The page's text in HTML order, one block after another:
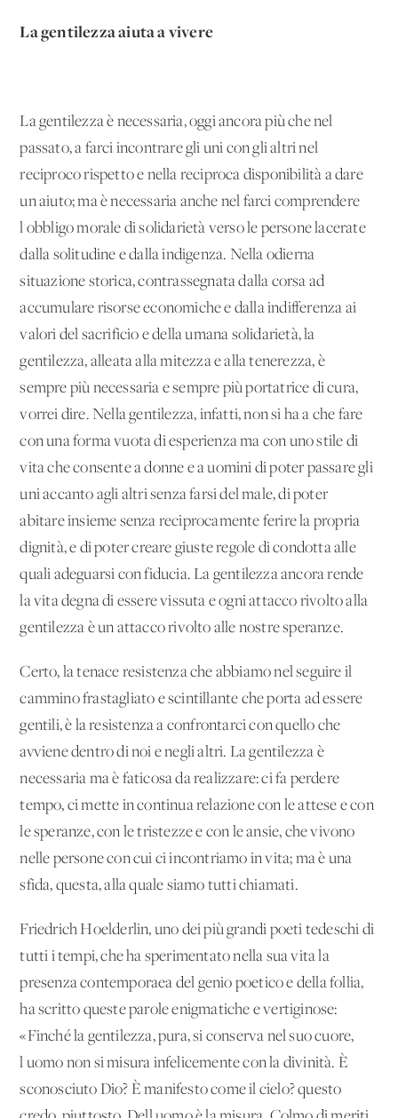
La gentilezza aiuta a vivere
La gentilezza è necessaria, oggi ancora più che nel
passato, a farci incontrare gli uni con gli altri nel
reciproco rispetto e nella reciproca disponibilità a dare
un aiuto; ma è necessaria anche nel farci comprendere
l'obbligo morale di solidarietà verso le persone lacerate
dalla solitudine e dalla indigenza. Nella odierna
situazione storica, contrassegnata dalla corsa ad
accumulare risorse economiche e dalla indifferenza ai
valori del sacrificio e della umana solidarietà, la
gentilezza, alleata alla mitezza e alla tenerezza, è
sempre più necessaria e sempre più portatrice di cura,
vorrei dire. Nella gentilezza, infatti, non si ha a che fare
con una forma vuota di esperienza ma con uno stile di
vita che consente a donne e a uomini di poter passare gli
uni accanto agli altri senza farsi del male, di poter
abitare insieme senza reciprocamente ferire la propria
dignità, e di poter creare giuste regole di condotta alle
quali adeguarsi con fiducia. La gentilezza ancora rende
la vita degna di essere vissuta e ogni attacco rivolto alla
gentilezza è un attacco rivolto alle nostre speranze.
Certo, la tenace resistenza che abbiamo nel seguire il
cammino frastagliato e scintillante che porta ad essere
gentili, è la resistenza a confrontarci con quello che
avviene dentro di noi e negli altri. La gentilezza è
necessaria ma è faticosa da realizzare: ci fa perdere
tempo, ci mette in continua relazione con le attese e con
le speranze, con le tristezze e con le ansie, che vivono
nelle persone con cui ci incontriamo in vita; ma è una
sfida, questa, alla quale siamo tutti chiamati.
Friedrich Hoelderlin, uno dei più grandi poeti tedeschi di
tutti i tempi, che ha sperimentato nella sua vita la
presenza contemporaea del genio poetico e della follia,
ha scritto queste parole enigmatiche e vertiginose:
«Finché la gentilezza, pura, si conserva nel suo cuore,
l'uomo non si misura infelicemente con la divinità. È
sconosciuto Dio? È manifesto come il cielo? questo